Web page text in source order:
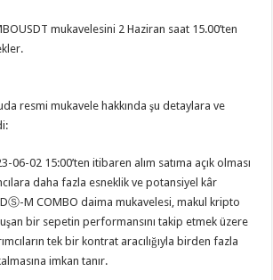
mukavelesini 2 Haziran saat 15.00’ten
resmi mukavele hakkında şu detaylara ve
06-02 15:00’ten itibaren alım satıma açık olması
daha fazla esneklik ve potansiyel kâr
M COMBO daima mukavelesi, makul kripto
bir sepetin performansını takip etmek üzere
tek bir kontrat aracılığıyla birden fazla
imkan tanır.